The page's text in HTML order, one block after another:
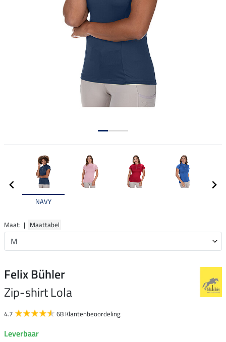
NAVY
Maat: | Maattabel
Felix Bühler
Zip-shirt Lola
4.7 68 Klantenbeoordeling
Leverbaar